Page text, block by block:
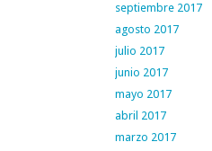
septiembre 2017
agosto 2017
julio 2017
junio 2017
mayo 2017
abril 2017
marzo 2017